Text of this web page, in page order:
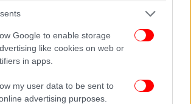
Google to enable storage
like cookies on web or
in apps.
my user data to be sent to
advertising purposes.